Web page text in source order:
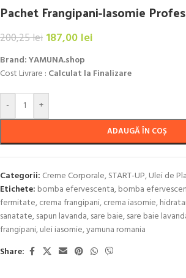
Pachet Frangipani-Iasomie
200,25lei 187,00 lei
Brand: YAMUNA.shop
Cost Livrare : Calculat la Finalizare
- +
ADAUGĂ ÎN COȘ
Categorii: Creme Corporale,START-UP,Ulei de
Etichete: bomba efervescenta,bomba
fermitate,crema frangipani,crema iasomie,
sanatate,sapun lavanda,sare baie,sare baie
frangipani,ulei iasomie,yamuna romania
Share: